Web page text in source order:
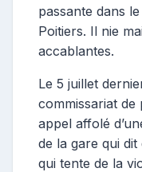
passante dans
Poitiers. Il nie
accablantes.
Le 5 juillet
commissariat de
appel affolé
de la gare qui dit
qui tente de la